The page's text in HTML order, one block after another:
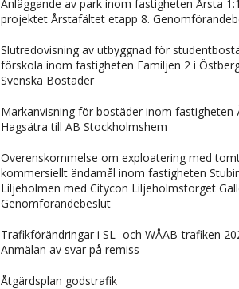
Anläggande av park inom fastigheten Årsta
projektet Årstafältet etapp 8.
Slutredovisning av utbyggnad för
förskola inom fastigheten Familjen 2 i
Svenska Bostäder
Markanvisning för bostäder inom fastigheten
Hagsätra till AB Stockholmshem
Överenskommelse om exploatering med
kommersiellt ändamål inom fastigheten
Liljeholmen med Citycon Liljeholmstorget
Genomförandebeslut
Trafikförändringar i SL- och WÅAB-trafiken
Anmälan av svar på remiss
Åtgärdsplan godstrafik